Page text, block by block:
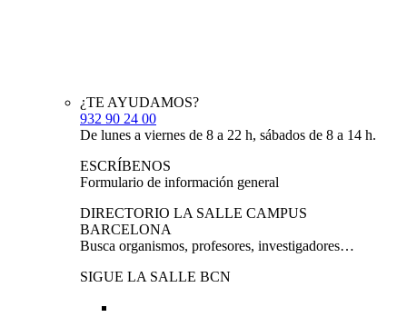
¿TE AYUDAMOS?
932 90 24 00
De lunes a viernes de 8 a 22 h, sábados de 8 a 14 h.
ESCRÍBENOS
Formulario de información general
DIRECTORIO LA SALLE CAMPUS
BARCELONA
Busca organismos, profesores, investigadores…
SIGUE LA SALLE BCN